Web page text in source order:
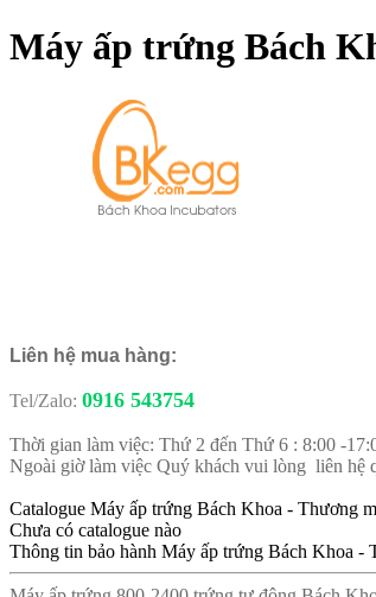
Máy ấp trứng Bách
Liên hệ mua hàng:
Tel/Zalo: 0916 543754
Thời gian làm việc: Thứ 2 đến Thứ 6 : 8:00 -
Ngoài giờ làm việc Quý khách vui lòng liên hệ
Catalogue Máy ấp trứng Bách Khoa - Thương
Chưa có catalogue nào
Thông tin bảo hành Máy ấp trứng Bách Khoa -